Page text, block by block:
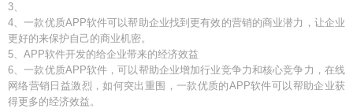
3、
4、一款优质APP软件可以帮助企业找到更有效的营销的商业潜力，让企业
更好的来保护自己的商业机密。
5、APP软件开发的给企业带来的经济效益
6、一款优质APP软件，可以帮助企业增加行业竞争力和核心竞争力，在线
网络营销日益激烈，如何突出重围，一款优质的APP软件可以帮助企业获
得更多的经济效益。